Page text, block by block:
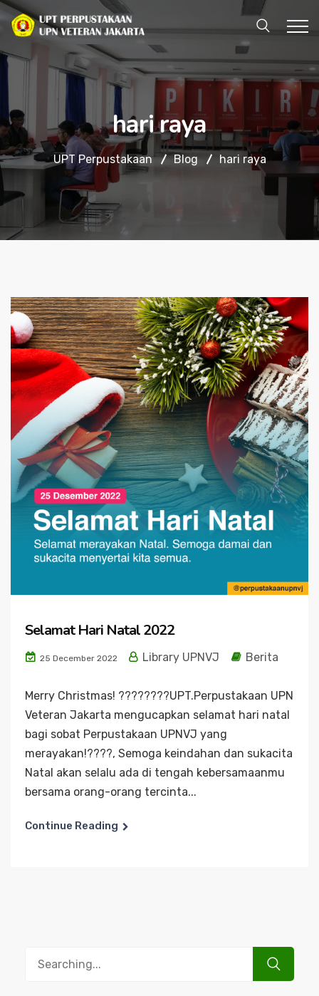
hari raya
UPT Perpustakaan Blog hari raya
Selamat Hari Natal 2022
25 December 2022 Library UPNVJ Berita
Merry Christmas! ????????UPT.Perpustakaan UPN
Veteran Jakarta mengucapkan selamat hari natal
bagi sobat Perpustakaan UPNVJ yang
merayakan!????, Semoga keindahan dan sukacita
Natal akan selalu ada di tengah kebersamaanmu
bersama orang-orang tercinta...
Continue Reading